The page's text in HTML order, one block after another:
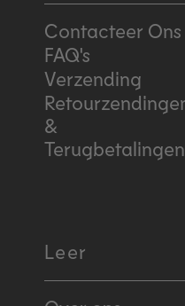
Contacteer Ons
FAQ's
Verzending
&
Terugbetalingen
Leer